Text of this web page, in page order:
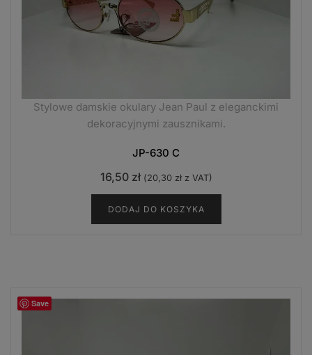
Stylowe damskie okulary Jean Paul z eleganckimi
dekoracyjnymi zausznikami.
JP-630 C
16,50 zł (20,30 złz VAT)
DODAJ DO KOSZYKA
Save